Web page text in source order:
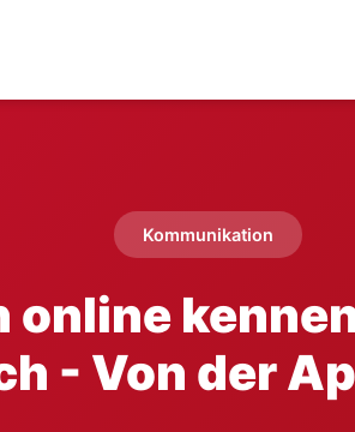
Kommunikation
online
- Von der